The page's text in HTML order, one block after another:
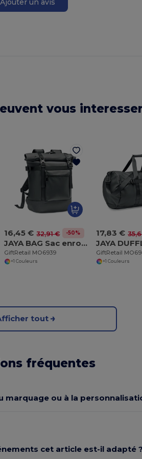
Ajouter un avis
vous
16,45 € 32,91 € -50%
JAYA BAG Sac enroulable Tarpaulin 50C
GiftRetail MO6939
+1 Couleurs
17,83 €
GiftRetail
+1 Couleurs
tout
fréquentes
marquage ou à la
cet article est-il adapté